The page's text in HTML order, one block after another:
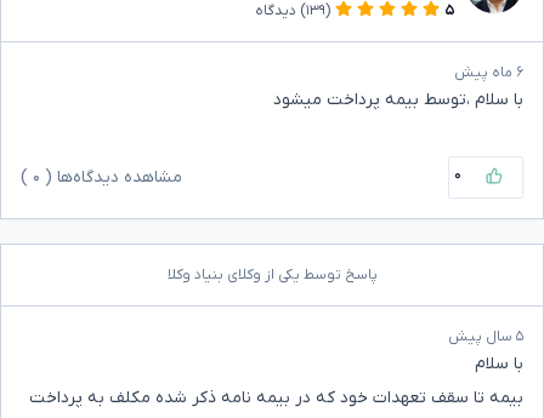
۵
(۱۳۹) دیدگاه
۶ ماه پیش
با سلام ،توسط بیمه پرداخت میشود
۰ مشاهده دیدگاه‌ها ( ۰
پاسخ توسط یکی از وکلای بنیاد وکلا
۵ سال پیش
با سلام
بیمه تا سقف تعهدات خود که در بیمه نامه ذکر شده مکلف به پرداخت